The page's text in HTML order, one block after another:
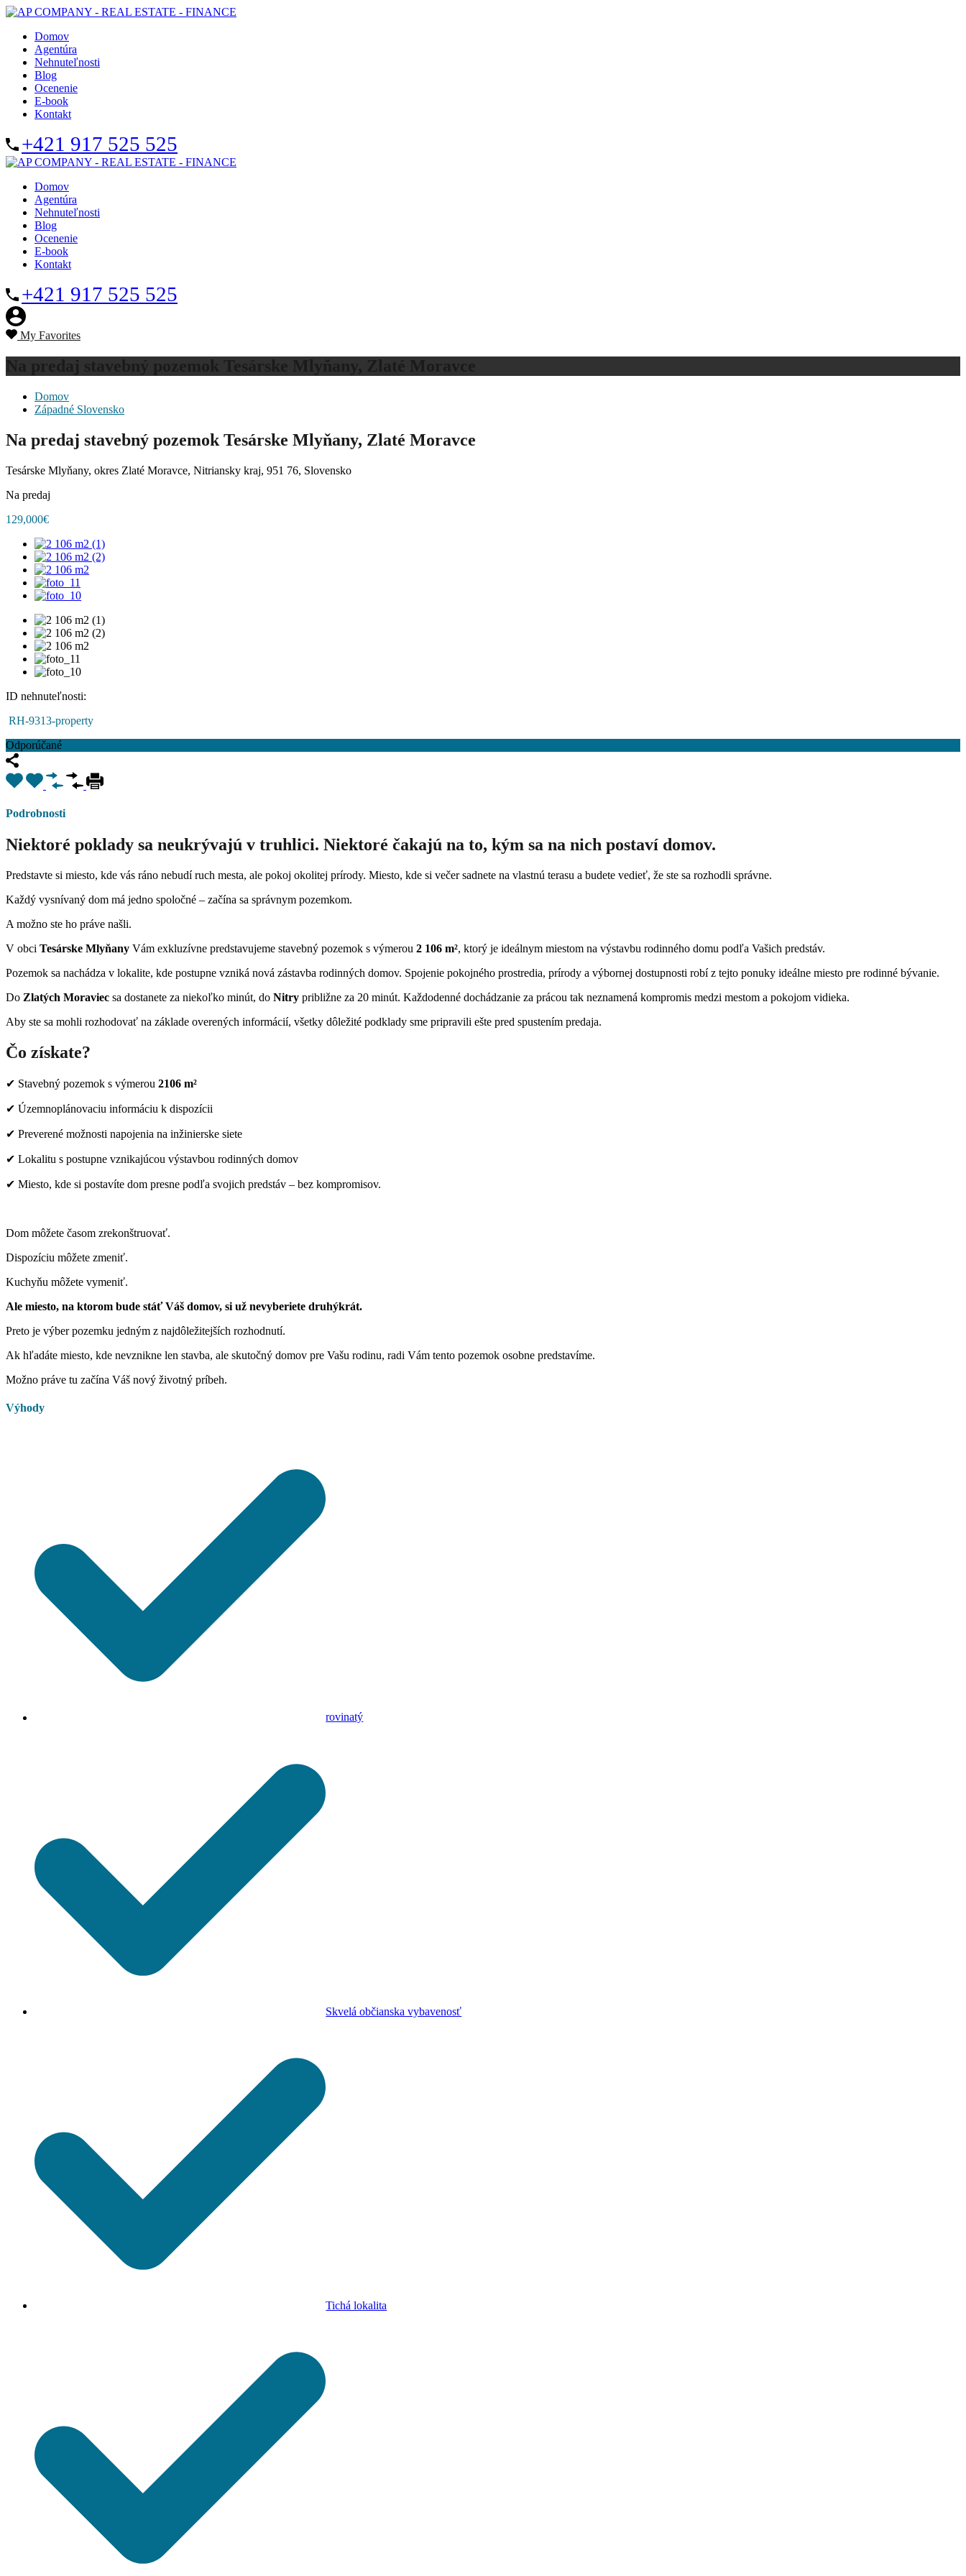
Domov
Agentúra
Nehnuteľnosti
Blog
Ocenenie
E-book
Kontakt
+421 917 525 525
Domov
Agentúra
Nehnuteľnosti
Blog
Ocenenie
E-book
Kontakt
+421 917 525 525
My Favorites
Domov
Západné Slovensko
Na predaj stavebný pozemok Tesárske Mlyňany, Zlaté Moravce
Tesárske Mlyňany, okres Zlaté Moravce, Nitriansky kraj, 951 76, Slovensko
Na predaj
129,000€
ID nehnuteľnosti:
RH-9313-property
Odporúčané
Podrobnosti
Niektoré poklady sa neukrývajú v truhlici. Niektoré čakajú na to, kým sa na nich postaví domov.
Predstavte si miesto, kde vás ráno nebudí ruch mesta, ale pokoj okolitej prírody. Miesto, kde si večer sadnete na vlastnú terasu a budete vedieť, že ste sa rozhodli správne.
Každý vysnívaný dom má jedno spoločné – začína sa správnym pozemkom.
A možno ste ho práve našli.
V obci Tesárske Mlyňany Vám exkluzívne predstavujeme stavebný pozemok s výmerou 2 106 m², ktorý je ideálnym miestom na výstavbu rodinného domu podľa Vašich predstáv.
Pozemok sa nachádza v lokalite, kde postupne vzniká nová zástavba rodinných domov. Spojenie pokojného prostredia, prírody a výbornej dostupnosti robí z tejto ponuky ideálne miesto pre rodinné bývanie.
Do Zlatých Moraviec sa dostanete za niekoľko minút, do Nitry približne za 20 minút. Každodenné dochádzanie za prácou tak neznamená kompromis medzi mestom a pokojom vidieka.
Aby ste sa mohli rozhodovať na základe overených informácií, všetky dôležité podklady sme pripravili ešte pred spustením predaja.
Čo získate?
✔ Stavebný pozemok s výmerou 2106 m²
✔ Územnoplánovaciu informáciu k dispozícii
✔ Preverené možnosti napojenia na inžinierske siete
✔ Lokalitu s postupne vznikajúcou výstavbou rodinných domov
✔ Miesto, kde si postavíte dom presne podľa svojich predstáv – bez kompromisov.
Dom môžete časom zrekonštruovať.
Dispozíciu môžete zmeniť.
Kuchyňu môžete vymeniť.
Ale miesto, na ktorom bude stáť Váš domov, si už nevyberiete druhýkrát.
Preto je výber pozemku jedným z najdôležitejších rozhodnutí.
Ak hľadáte miesto, kde nevznikne len stavba, ale skutočný domov pre Vašu rodinu, radi Vám tento pozemok osobne predstavíme.
Možno práve tu začína Váš nový životný príbeh.
Výhody
rovinatý
Skvelá občianska vybavenosť
Tichá lokalita